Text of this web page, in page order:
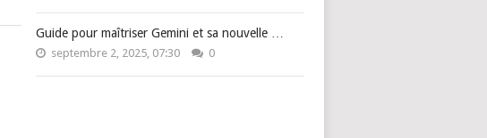
Guide pour maîtriser Gemini et sa nouvelle …
septembre 2, 2025, 07:30 0